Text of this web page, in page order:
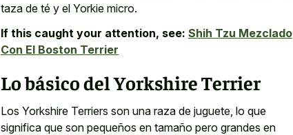
taza de té y el Yorkie micro.
If this caught your attention, see: Shih Tzu Mezclado
Con El Boston Terrier
Lo básico del Yorkshire Terrier
Los Yorkshire Terriers son una raza de juguete, lo que
significa que son pequeños en tamaño pero grandes en